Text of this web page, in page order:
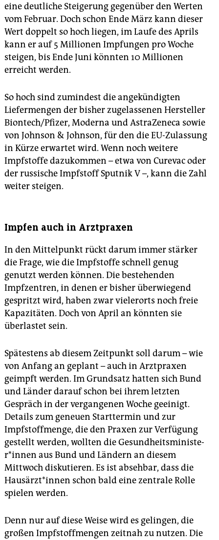
eine deutliche Steigerung gegenüber den Werten
vom Februar. Doch schon Ende März kann dieser
Wert doppelt so hoch liegen, im Laufe des Aprils
kann er auf 5 Millionen Impfungen pro Woche
steigen, bis Ende Juni könnten 10 Millionen
erreicht werden.
So hoch sind zumindest die angekündigten
Liefermengen der bisher zugelassenen Hersteller
Biontech/Pfizer, Moderna und AstraZeneca sowie
von Johnson & Johnson, für den die EU-Zulassung
in Kürze erwartet wird. Wenn noch weitere
Impfstoffe dazukommen – etwa von Curevac oder
der russische Impfstoff Sputnik V –, kann die Zahl
weiter steigen.
Impfen auch in Arztpraxen
In den Mittelpunkt rückt darum immer stärker
die Frage, wie die Impfstoffe schnell genug
genutzt werden können. Die bestehenden
Impfzentren, in denen er bisher überwiegend
gespritzt wird, haben zwar vielerorts noch freie
Kapazitäten. Doch von April an könnten sie
überlastet sein.
Spätestens ab diesem Zeitpunkt soll darum – wie
von Anfang an geplant – auch in Arztpraxen
geimpft werden. Im Grundsatz hatten sich Bund
und Länder darauf schon bei ihrem letzten
Gespräch in der vergangenen Woche geeinigt.
Details zum geneuen Start­termin und zur
Impfstoffmenge, die den Praxen zur Verfügung
gestellt werden, wollten die Ge­sund­heits­mi­nis­te­
r*in­nen aus Bund und Ländern an diesem
Mittwoch diskutieren. Es ist absehbar, dass die
Haus­ärz­t*in­nen schon bald eine zentrale Rolle
spielen werden.
Denn nur auf diese Weise wird es gelingen, die
großen Impfstoffmengen zeitnah zu nutzen. Die